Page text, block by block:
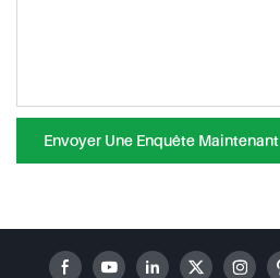
Envoyer Une Enquête Maintenant